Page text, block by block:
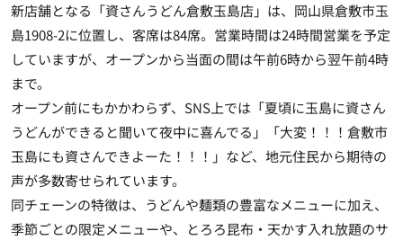
新店舗となる「資さんうどん倉敷玉島店」は、岡山県倉敷市玉
島1908-2に位置し、客席は84席。営業時間は24時間営業を予定
していますが、オープンから当面の間は午前6時から翌午前4時
まで。
オープン前にもかかわらず、SNS上では「夏頃に玉島に資さん
うどんができると聞いて夜中に喜んでる」「大変！！！倉敷市
玉島にも資さんできよーた！！！」など、地元住民から期待の
声が多数寄せられています。
同チェーンの特徴は、うどんや麺類の豊富なメニューに加え、
季節ごとの限定メニューや、とろろ昆布・天かす入れ放題のサ